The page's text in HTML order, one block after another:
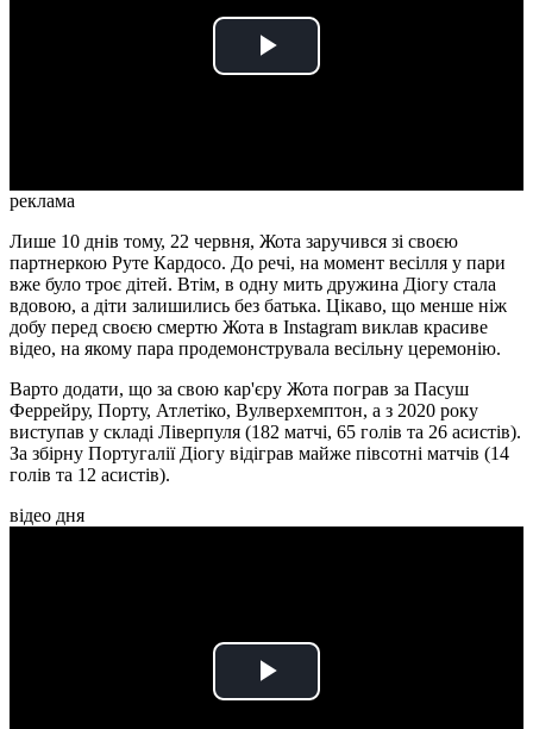
Play
реклама
Лише 10 днів тому, 22 червня, Жота заручився зі своєю
партнеркою Руте Кардосо. До речі, на момент весілля у пари
вже було троє дітей. Втім, в одну мить дружина Діогу стала
вдовою, а діти залишились без батька. Цікаво, що менше ніж
добу перед своєю смертю Жота в Instagram виклав красиве
відео, на якому пара продемонструвала весільну церемонію.
Варто додати, що за свою кар'єру Жота пограв за Пасуш
Феррейру, Порту, Атлетіко, Вулверхемптон, а з 2020 року
виступав у складі Ліверпуля (182 матчі, 65 голів та 26 асистів).
За збірну Португалії Діогу відіграв майже півсотні матчів (14
голів та 12 асистів).
відео дня
Play